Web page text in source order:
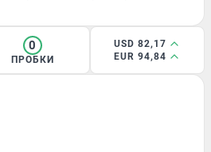
0
ПРОБКИ
USD 82,17
EUR 94,84